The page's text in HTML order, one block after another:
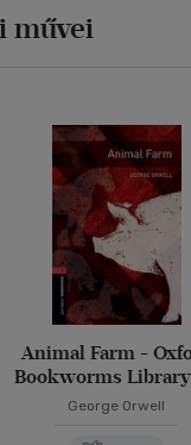
művei
Animal Farm -
Bookworms
MP3 Pack
George Orwell